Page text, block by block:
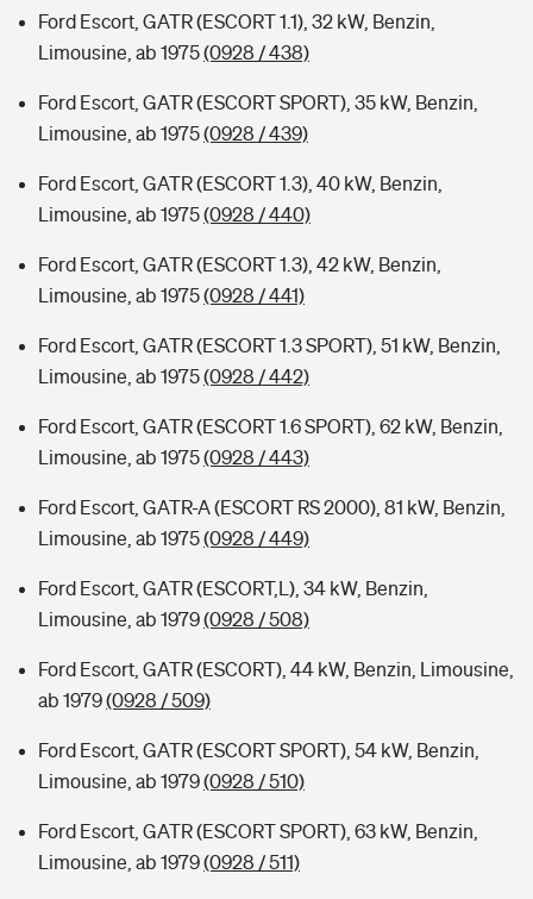
Ford Escort, GATR (ESCORT 1.1), 32 kW, Benzin,
Limousine, ab 1975(0928 / 438)
Ford Escort, GATR (ESCORT SPORT), 35 kW, Benzin,
Limousine, ab 1975(0928 / 439)
Ford Escort, GATR (ESCORT 1.3), 40 kW, Benzin,
Limousine, ab 1975(0928 / 440)
Ford Escort, GATR (ESCORT 1.3), 42 kW, Benzin,
Limousine, ab 1975(0928 / 441)
Ford Escort, GATR (ESCORT 1.3 SPORT), 51 kW, Benzin,
Limousine, ab 1975(0928 / 442)
Ford Escort, GATR (ESCORT 1.6 SPORT), 62 kW, Benzin,
Limousine, ab 1975(0928 / 443)
Ford Escort, GATR-A (ESCORT RS 2000), 81 kW, Benzin,
Limousine, ab 1975(0928 / 449)
Ford Escort, GATR (ESCORT,L), 34 kW, Benzin,
Limousine, ab 1979(0928 / 508)
Ford Escort, GATR (ESCORT), 44 kW, Benzin, Limousine,
ab 1979(0928 / 509)
Ford Escort, GATR (ESCORT SPORT), 54 kW, Benzin,
Limousine, ab 1979(0928 / 510)
Ford Escort, GATR (ESCORT SPORT), 63 kW, Benzin,
Limousine, ab 1979(0928 / 511)